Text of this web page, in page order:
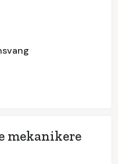
mekanikere